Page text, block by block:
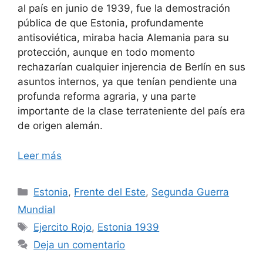
al país en junio de 1939, fue la demostración
pública de que Estonia, profundamente
antisoviética, miraba hacia Alemania para su
protección, aunque en todo momento
rechazarían cualquier injerencia de Berlín en sus
asuntos internos, ya que tenían pendiente una
profunda reforma agraria, y una parte
importante de la clase terrateniente del país era
de origen alemán.
Leer más
Categorías
Estonia, Frente del Este, Segunda Guerra
Mundial
Etiquetas
Ejercito Rojo, Estonia 1939
Deja un comentario